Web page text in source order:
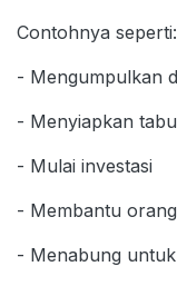
Contohnya seperti:
- Mengumpulkan
- Menyiapkan
- Mulai investasi
- Membantu
- Menabung